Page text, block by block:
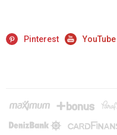
Pinterest YouTube